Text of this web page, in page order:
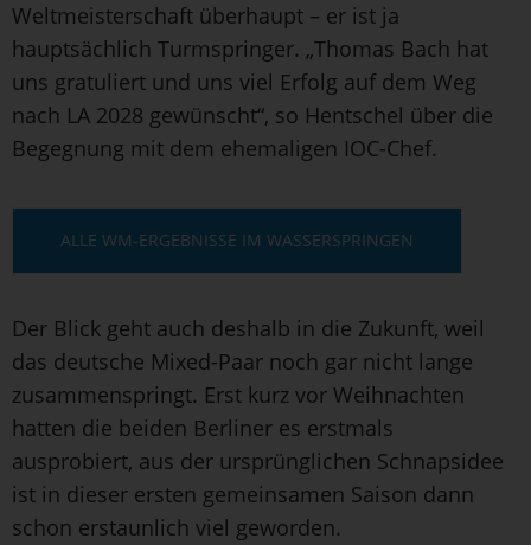
Weltmeisterschaft überhaupt – er ist ja
hauptsächlich Turmspringer. „Thomas Bach hat
uns gratuliert und uns viel Erfolg auf dem Weg
nach LA 2028 gewünscht“, so Hentschel über die
Begegnung mit dem ehemaligen IOC-Chef.
ALLE WM-ERGEBNISSE IM WASSERSPRINGEN
Der Blick geht auch deshalb in die Zukunft, weil
das deutsche Mixed-Paar noch gar nicht lange
zusammenspringt. Erst kurz vor Weihnachten
hatten die beiden Berliner es erstmals
ausprobiert, aus der ursprünglichen Schnapsidee
ist in dieser ersten gemeinsamen Saison dann
schon erstaunlich viel geworden.